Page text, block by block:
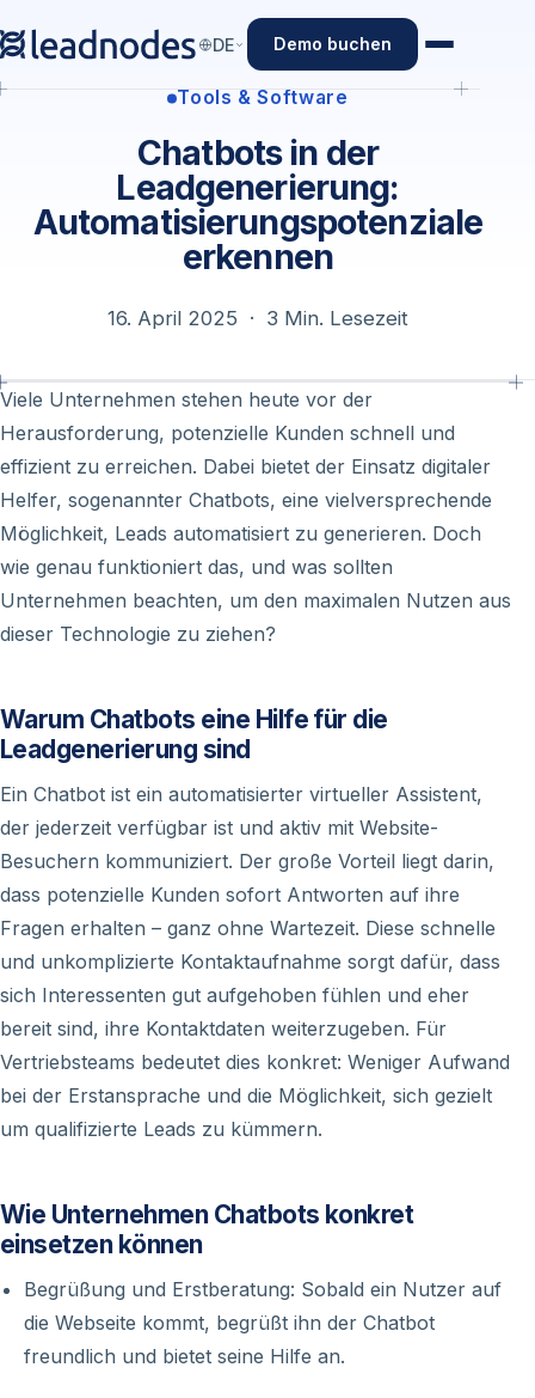
DE Demo buchen
Tools & Software
Chatbots in der
Leadgenerierung:
Automatisierungspotenziale
erkennen
16. April 2025 · 3 Min. Lesezeit
Viele Unternehmen stehen heute vor der
Herausforderung, potenzielle Kunden schnell und
effizient zu erreichen. Dabei bietet der Einsatz digitaler
Helfer, sogenannter Chatbots, eine vielversprechende
Möglichkeit, Leads automatisiert zu generieren. Doch
wie genau funktioniert das, und was sollten
Unternehmen beachten, um den maximalen Nutzen aus
dieser Technologie zu ziehen?
Warum Chatbots eine Hilfe für die
Leadgenerierung sind
Ein Chatbot ist ein automatisierter virtueller Assistent,
der jederzeit verfügbar ist und aktiv mit Website-
Besuchern kommuniziert. Der große Vorteil liegt darin,
dass potenzielle Kunden sofort Antworten auf ihre
Fragen erhalten – ganz ohne Wartezeit. Diese schnelle
und unkomplizierte Kontaktaufnahme sorgt dafür, dass
sich Interessenten gut aufgehoben fühlen und eher
bereit sind, ihre Kontaktdaten weiterzugeben. Für
Vertriebsteams bedeutet dies konkret: Weniger Aufwand
bei der Erstansprache und die Möglichkeit, sich gezielt
um qualifizierte Leads zu kümmern.
Wie Unternehmen Chatbots konkret
einsetzen können
Begrüßung und Erstberatung: Sobald ein Nutzer auf
die Webseite kommt, begrüßt ihn der Chatbot
freundlich und bietet seine Hilfe an.